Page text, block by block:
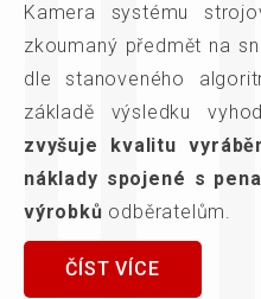
Kamera systému
zkoumaný předmět na
dle stanoveného
základě výsledku
zvyšuje kvalitu
náklady spojené s
výrobků odběratelům.
ČÍST VÍCE